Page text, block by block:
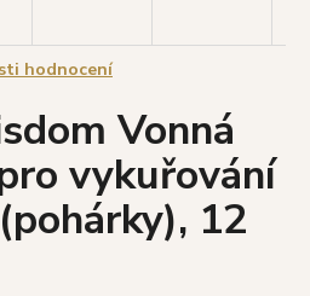
hodnocení
Vonná
vykuřování
12